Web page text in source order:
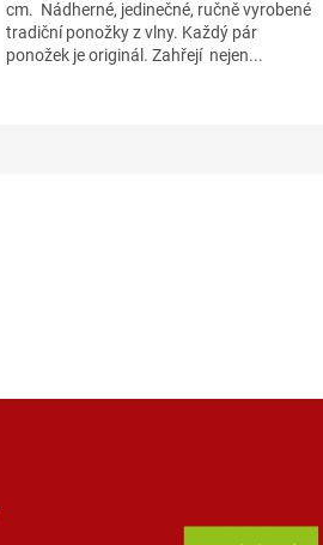
cm. Nádherné, jedinečné, ručně vyrobené
tradiční ponožky z vlny. Každý pár
ponožek je originál. Zahřejí nejen...